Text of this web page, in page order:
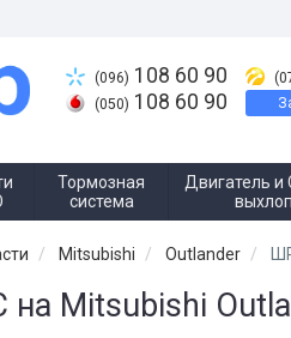
(096) 108 60 90
(050) 108 60 90
Тормозная
система
Двигатель и
Mitsubishi Outlander
Mitsubishi